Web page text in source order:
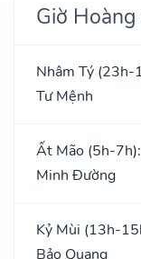
Giờ
Nhâm Tý (23h-
Tư Mệnh
Ất Mão (5h-7h):
Minh Đường
Kỷ Mùi (13h-
Bảo Quang